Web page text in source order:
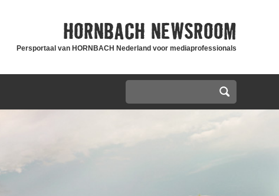
HORNBACH NEWSROOM
Persportaal van HORNBACH Nederland voor mediaprofessionals